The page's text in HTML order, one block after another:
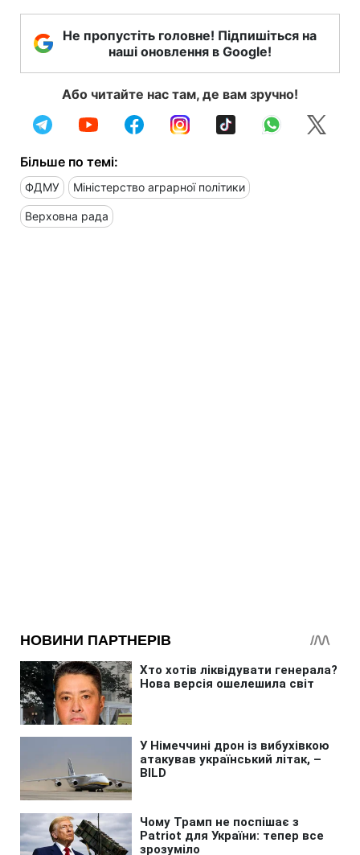
Не пропустіть головне! Підпишіться на
наші оновлення в Google!
Або читайте нас там, де вам зручно!
Більше по темі:
ФДМУ Міністерство аграрної політики
Верховна рада